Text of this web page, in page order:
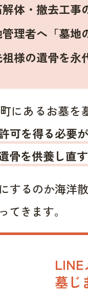
体・撤去工事
理者へ「墓地
祖様の遺骨を永
にあるお墓を
可を得る必要
骨を供養し直
するのか海洋
てきます。
墓じ